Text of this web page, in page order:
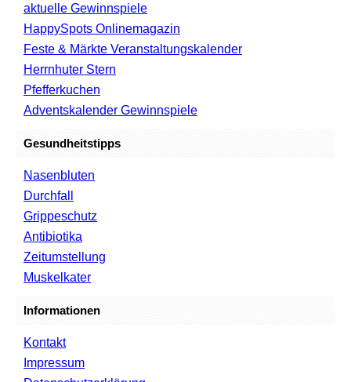
aktuelle Gewinnspiele
HappySpots Onlinemagazin
Feste & Märkte Veranstaltungskalender
Herrnhuter Stern
Pfefferkuchen
Adventskalender Gewinnspiele
Gesundheitstipps
Nasenbluten
Durchfall
Grippeschutz
Antibiotika
Zeitumstellung
Muskelkater
Informationen
Kontakt
Impressum